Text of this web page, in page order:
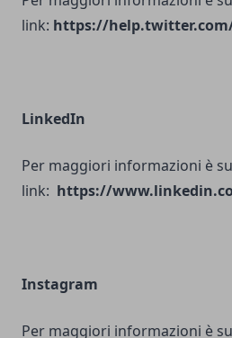
link: https://
LinkedIn
Per maggiori informazioni è
link: https://
Instagram
Per maggiori informazioni è